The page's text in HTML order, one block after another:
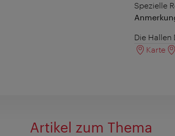
Spezielle
Die Hallen
Karte
Artikel zum Thema